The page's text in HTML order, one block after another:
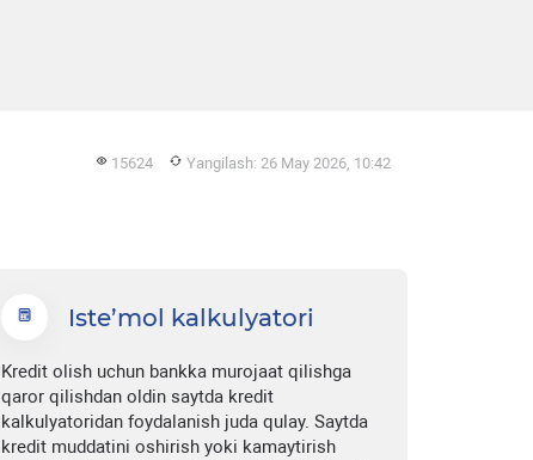
15624 Yangilash: 26 May 2026, 10:42
Iste’mol kalkulyatori
Kredit olish uchun bankka murojaat qilishga
qaror qilishdan oldin saytda kredit
kalkulyatoridan foydalanish juda qulay. Saytda
kredit muddatini oshirish yoki kamaytirish